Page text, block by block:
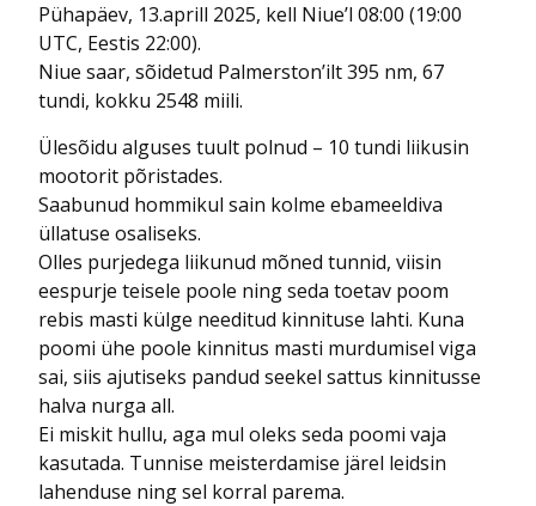
Pühapäev, 13.aprill 2025, kell Niue’l 08:00 (19:00
UTC, Eestis 22:00).
Niue saar, sõidetud Palmerston’ilt 395 nm, 67
tundi, kokku 2548 miili.
Ülesõidu alguses tuult polnud – 10 tundi liikusin
mootorit põristades.
Saabunud hommikul sain kolme ebameeldiva
üllatuse osaliseks.
Olles purjedega liikunud mõned tunnid, viisin
eespurje teisele poole ning seda toetav poom
rebis masti külge needitud kinnituse lahti. Kuna
poomi ühe poole kinnitus masti murdumisel viga
sai, siis ajutiseks pandud seekel sattus kinnitusse
halva nurga all.
Ei miskit hullu, aga mul oleks seda poomi vaja
kasutada. Tunnise meisterdamise järel leidsin
lahenduse ning sel korral parema.